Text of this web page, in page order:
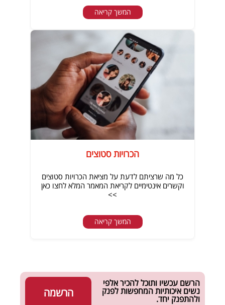
המשך קריאה
הכרויות סטוצים
כל מה שרציתם לדעת על מציאת הכרויות סטוצים
וקשרים אינטימיים לקריאת המאמר המלא לחצו כאן
>>
המשך קריאה
הרשמה
הרשם עכשיו ותוכל להכיר אלפי
נשים איכותיות המחפשות לפנק
ולהתפנק יחד.